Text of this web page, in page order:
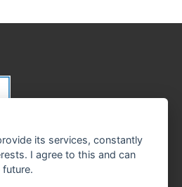
its services, constantly
I agree to this and can